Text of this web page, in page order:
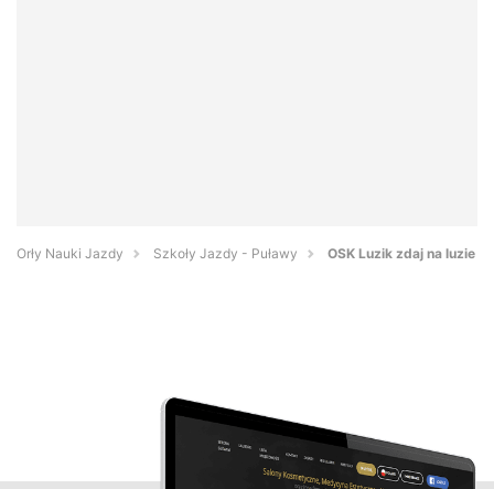
Orły Nauki Jazdy Szkoły Jazdy - Puławy OSK Luzik zdaj na luzie